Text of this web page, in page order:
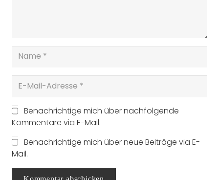
Benachrichtige mich über nachfolgende
Kommentare via E-Mail.
Benachrichtige mich über neue Beiträge via E-
Mail.